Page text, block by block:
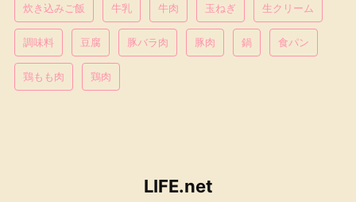
炊き込みご飯 牛乳 牛肉 玉ねぎ 生クリーム
調味料 豆腐 豚バラ肉 豚肉 鍋 食パン
鶏もも肉 鶏肉
LIFE.net